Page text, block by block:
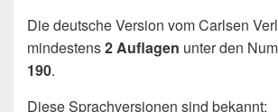
Die deutsche Version vom Carlsen
mindestens2 Auflagen unter den
190.
Diese Sprachversionen sind bekannt: